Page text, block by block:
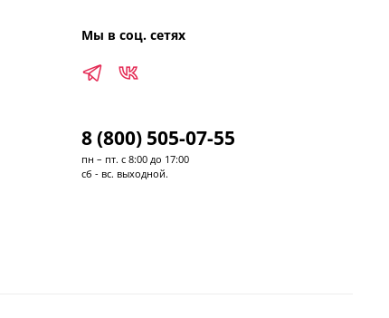
Мы в соц. сетях
8 (800) 505-07-55
пн – пт. с 8:00 до 17:00
сб - вс. выходной.